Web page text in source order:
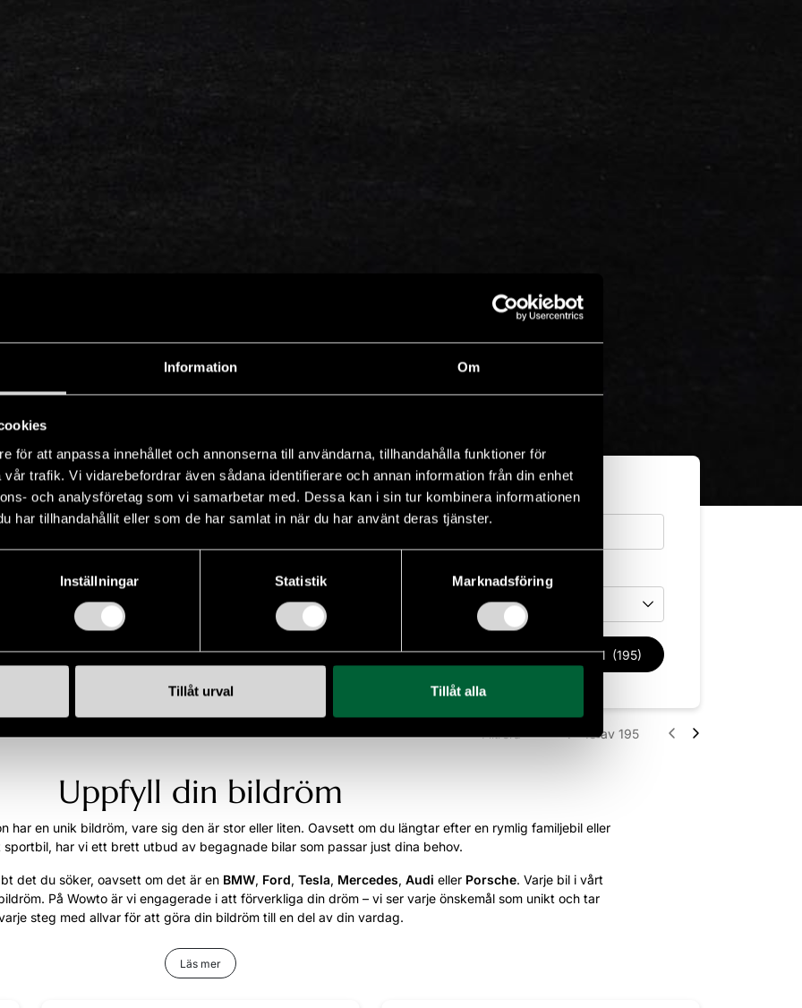
Information Om
för att anpassa innehållet och annonserna till användarna, tillhandahålla funktioner för
trafik. Vi vidarebefordrar även sådana identifierare och annan information från din enhet
och analysföretag som vi samarbetar med. Dessa kan i sin tur kombinera informationen
har tillhandahållit eller som de har samlat in när du har använt deras tjänster.
Inställningar Statistik Marknadsföring
Tillåt urval Tillåt alla
utrustning
Drivmedel
Drivmedel
Mina favoriter Rensa filter Sök bil (195)
Filtrera 1 - 18av 195
Uppfyll din bildröm
har en unik bildröm, vare sig den är stor eller liten. Oavsett om du längtar efter en rymlig familjebil eller
sportbil, har vi ett brett utbud av begagnade bilar som passar just dina behov.
det du söker, oavsett om det är en BMW, Ford, Tesla, Mercedes, Audi eller Porsche. Varje bil i vårt
På Wowto är vi engagerade i att förverkliga din dröm – vi ser varje önskemål som unikt och tar
steg med allvar för att göra din bildröm till en del av din vardag.
Läs mer